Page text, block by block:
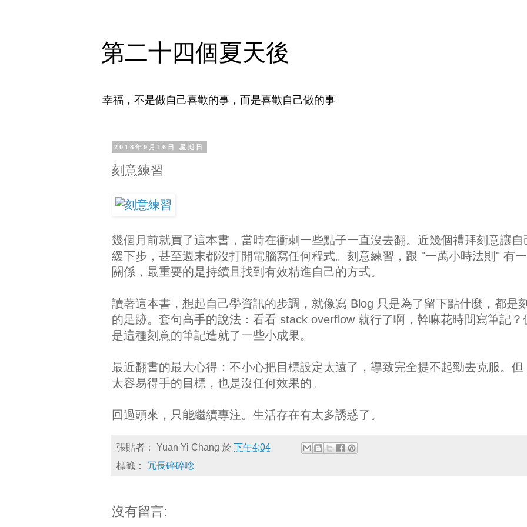
第二十四個夏天後
幸福，不是做自己喜歡的事，而是喜歡自己做的事
2018年9月16日 星期日
刻意練習
幾個月前就買了這本書，當時在衝刺一些點子一直沒去翻。近幾個禮拜刻意讓自
緩下步，甚至週末都沒打開電腦寫任何程式。刻意練習，跟 "一萬小時法則" 有
關係，最重要的是持續且找到有效精進自己的方式。
讀著這本書，想起自己學資訊的步調，就像寫 Blog 只是為了留下點什麼，都是
的足跡。套句高手的說法：看看 stack overflow 就行了啊，幹嘛花時間寫筆記？
是這種刻意的筆記造就了一些小成果。
最近翻書的最大心得：不小心把目標設定太遠了，導致完全提不起勁去克服。但
太容易得手的目標，也是沒任何效果的。
回過頭來，只能繼續專注。生活存在有太多誘惑了。
張貼者： Yuan Yi Chang 於 下午4:04
標籤： 冗長碎碎唸
沒有留言: